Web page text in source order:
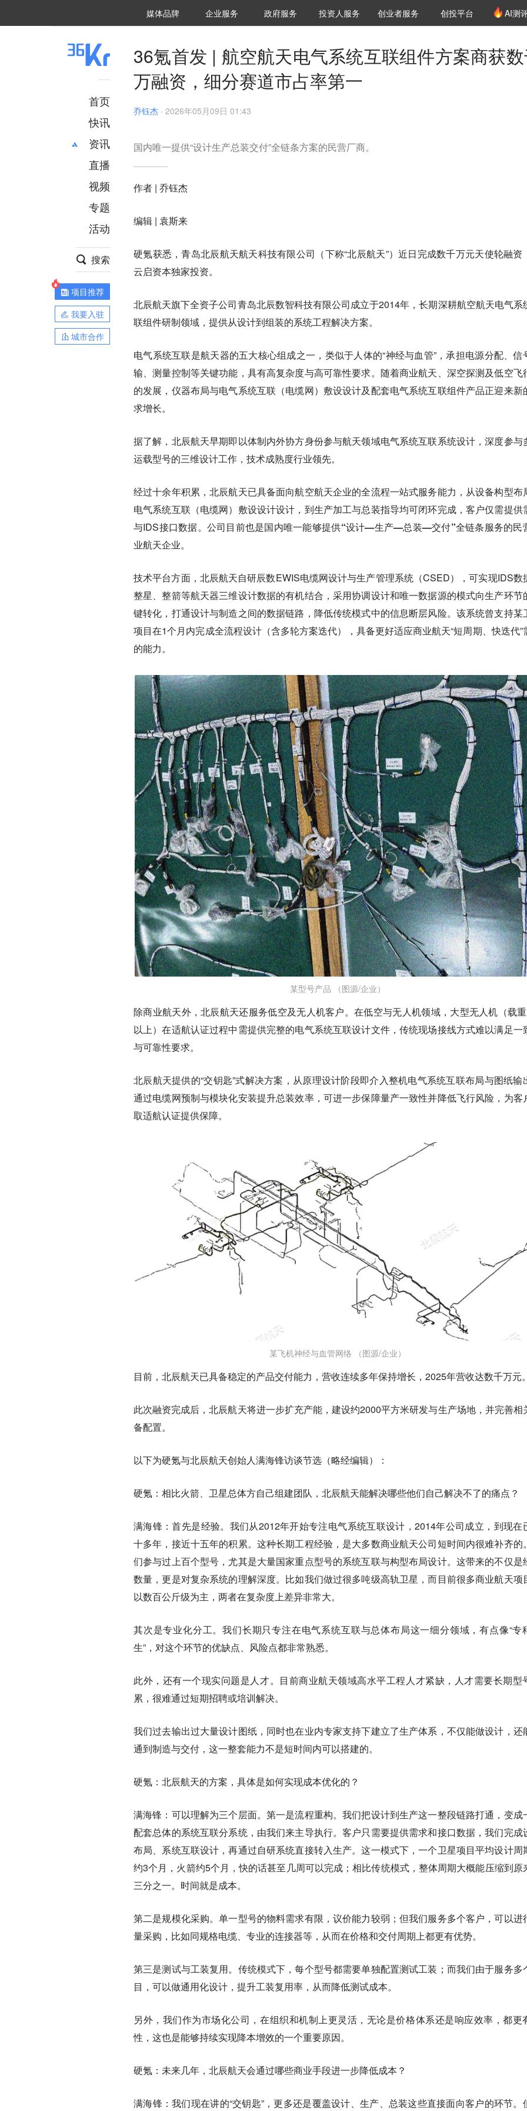
媒体品牌 36Kr研究院
企业服务 城市之窗
政府服务 VClub投资机构库
投资机构职位推介
投资人服务 创投氪堂
创业者服务 创投平台 AI测
首页
快讯
资讯
推荐
财经
项目推荐
安徽
直播
视频
专题
活动
搜索
项目推荐
我要入驻
城市合作
36氪首发 | 航空航天电气系统互联组件方案商获
万融资，细分赛道市占率第一
乔钰杰 · 2026年05月09日 01:43
国内唯一提供“设计生产总装交付”全链条方案的民营厂商。
作者 | 乔钰杰
编辑 | 袁斯来
硬氪获悉，青岛北辰航天航天科技有限公司（下称“北辰航天”）近日完成数千万元天使轮融资
云启资本独家投资。
北辰航天旗下全资子公司青岛北辰数智科技有限公司成立于2014年，长期深耕航空航天电气系
联组件研制领域，提供从设计到组装的系统工程解决方案。
电气系统互联是航天器的五大核心组成之一，类似于人体的“神经与血管”，承担电源分配、信
输、测量控制等关键功能，具有高复杂度与高可靠性要求。随着商业航天、深空探测及低空飞
的发展，仪器布局与电气系统互联（电缆网）敷设设计及配套电气系统互联组件产品正迎来新
求增长。
据了解， 北辰航天早期即以体制内外协方身份参与航天领域电气系统互联系统设计，深度参与
运载型号的三维设计工作，技术成熟度行业领先。
经过十余年积累，北辰航天已具备面向航空航天企业的全流程一站式服务能力，从设备构型布
电气系统互联（电缆网）敷设设计设计，到生产加工与总装指导均可闭环完成，客户仅需提供
与IDS接口数据。 公司目前也是国内唯一能够提供“设计—生产—总装—交付”全链条服务的民
业航天企业。
技术平台方面，北辰航天自研辰数EWIS电缆网设计与生产管理系统（CSED），可实现IDS数
整星、整箭等航天器三维设计数据的有机结合，采用协调设计和唯一数据源的模式向生产环节
键转化，打通设计与制造之间的数据链路，降低传统模式中的信息断层风险。该系统曾支持某
项目在1个月内完成全流程设计（含多轮方案迭代），具备更好适应商业航天“短周期、快迭代”
的能力。
某型号产品 （图源/企业）
除商业航天外，北辰航天还服务低空及无人机客户。在低空与无人机领域，大型无人机（载
以上）在适航认证过程中需提供完整的电气系统互联设计文件，传统现场接线方式难以满足一
与可靠性要求。
北辰航天提供的“交钥匙”式解决方案，从原理设计阶段即介入整机电气系统互联布局与图纸输
通过电缆网预制与模块化安装提升总装效率，可进一步保障量产一致性并降低飞行风险，为客
取适航认证提供保障。
某飞机神经与血管网络 （图源/企业）
目前，北辰航天已具备稳定的产品交付能力，营收连续多年保持增长，2025年营收达数千万元。
此次融资完成后，北辰航天将进一步扩充产能，建设约2000平方米研发与生产场地，并完善相
备配置。
以下为硬氪与北辰航天创始人满海锋访谈节选（略经编辑）：
硬氪：相比火箭、卫星总体方自己组建团队，北辰航天能解决哪些他们自己解决不了的痛点？
满海锋：首先是经验。我们从2012年开始专注电气系统互联设计，2014年公司成立，到现在
十多年，接近十五年的积累。这种长期工程经验，是大多数商业航天公司短时间内很难补齐的
们参与过上百个型号，尤其是大量国家重点型号的系统互联与构型布局设计。这带来的不仅是
数量，更是对复杂系统的理解深度。比如我们做过很多吨级高轨卫星，而目前很多商业航天项
以数百公斤级为主，两者在复杂度上差异非常大。
其次是专业化分工。我们长期只专注在电气系统互联与总体布局这一细分领域，有点像“专
生”，对这个环节的优缺点、风险点都非常熟悉。
此外，还有一个现实问题是人才。目前商业航天领域高水平工程人才紧缺，人才需要长期型
累，很难通过短期招聘或培训解决。
我们过去输出过大量设计图纸，同时也在业内专家支持下建立了生产体系，不仅能做设计，还
通到制造与交付，这一整套能力不是短时间内可以搭建的。
硬氪：北辰航天的方案，具体是如何实现成本优化的？
满海锋： 可以理解为三个层面。第一是流程重构。我们把设计到生产这一整段链路打通，变成
配套总体的系统互联分系统，由我们来主导执行。客户只需要提供需求和接口数据，我们完成
布局、系统互联设计，再通过自研系统直接转入生产。这一模式下，一个卫星项目平均设计周
约3个月，火箭约5个月，快的话甚至几周可以完成；相比传统模式，整体周期大概能压缩到原
三分之一。时间就是成本。
第二是规模化采购。单一型号的物料需求有限，议价能力较弱；但我们服务多个客户，可以进
量采购，比如同规格电缆、专业的连接器等，从而在价格和交付周期上都更有优势。
第三是测试与工装复用。传统模式下，每个型号都需要单独配置测试工装；而我们由于服务多
目，可以做通用化设计，提升工装复用率，从而降低测试成本。
另外，我们作为市场化公司，在组织和机制上更灵活，无论是价格体系还是响应效率，都更
性，这也是能够持续实现降本增效的一个重要原因。
硬氪：未来几年，北辰航天会通过哪些商业手段进一步降低成本？
满海锋：我们现在讲的“交钥匙”，更多还是覆盖设计、生产、总装这些直接面向客户的环节。